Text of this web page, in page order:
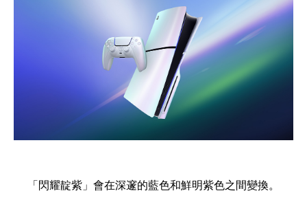
「閃耀靛紫」會在深邃的藍色和鮮明紫色之間變換。